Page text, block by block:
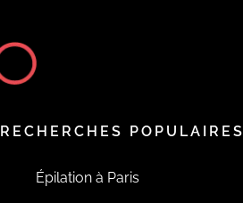
RECHERCHES POPULAIRES
Épilation à Paris